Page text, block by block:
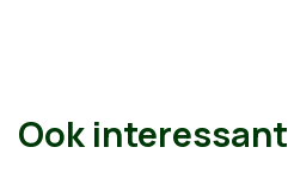
Ook interessant